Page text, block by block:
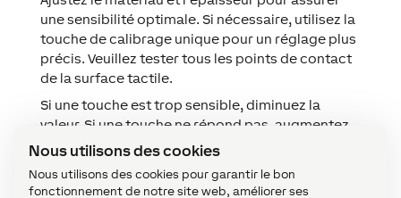
Nous utilisons des cookies
Nous utilisons des cookies pour garantir le bon
fonctionnement de notre site web, améliorer ses
une sensibilité optimale. Si nécessaire, utilisez la
touche de calibrage unique pour un réglage plus
précis. Veuillez tester tous les points de contact
de la surface tactile.
Si une touche est trop sensible, diminuez la
valeur. Si une touche ne répond pas, augmentez
la valeur. La valeur peut être ajustée de -5 à +5.
calibration dans le Miniserver.